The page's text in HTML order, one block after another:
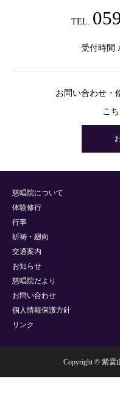
TEL.
受付時間
お問い合わせ・
こ
慈唱院について
体験修行
行事
祈祷・廻向
交通案内
お知らせ
慈唱院だより
お問い合わせ
個人情報保護方針
リンク
Copyright © 紫雲